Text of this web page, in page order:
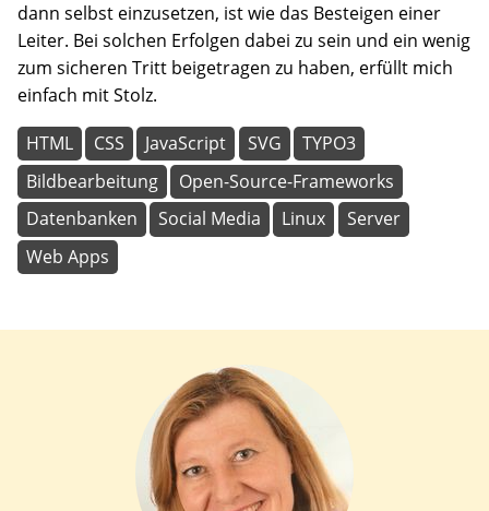
dann selbst einzusetzen, ist wie das Besteigen einer
Leiter. Bei solchen Erfolgen dabei zu sein und ein wenig
zum sicheren Tritt beigetragen zu haben, erfüllt mich
einfach mit Stolz.
HTML CSS JavaScript SVG
TYPO3
Bildbearbeitung
Open-Source-Frameworks
Datenbanken
Social Media Linux
Server
Web Apps